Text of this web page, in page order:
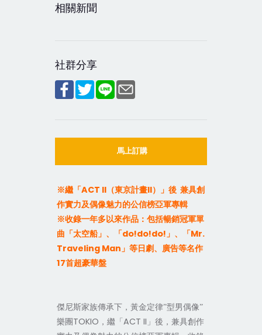
相關新聞
社群分享
馬上訂購
※繼「ACT II（東京計畫II）」後 兼具創
作實力及偶像魅力的公信榜亞軍專輯
※收錄一年多以來作品：包括暢銷冠軍單
曲「太空船」、「do!do!do! 」、「Mr.
Traveling Man 」等日劇、廣告等名作
17首超豪華盤
傑尼斯家族傳承下，黃金定律”型男偶像”
樂團TOKIO ，繼「 ACT II 」後，兼具創作